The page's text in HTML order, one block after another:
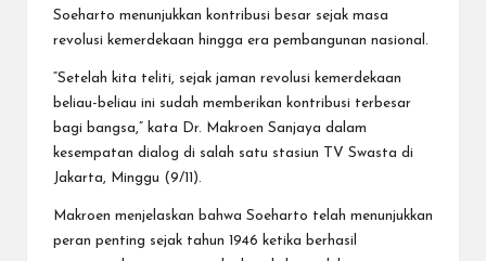
Soeharto menunjukkan kontribusi besar sejak masa
revolusi kemerdekaan hingga era pembangunan nasional.
“Setelah kita teliti, sejak jaman revolusi kemerdekaan
beliau-beliau ini sudah memberikan kontribusi terbesar
bagi bangsa,” kata Dr. Makroen Sanjaya dalam
kesempatan dialog di salah satu stasiun TV Swasta di
Jakarta, Minggu (9/11).
Makroen menjelaskan bahwa Soeharto telah menunjukkan
peran penting sejak tahun 1946 ketika berhasil